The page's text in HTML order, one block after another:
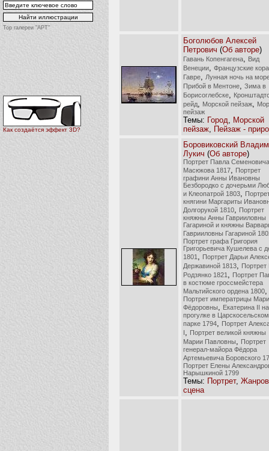
Top галереи "АРТ"
Как создаётся эффект 3D?
Боголюбов Алексей
Петрович (Об авторе)
Гавань Копенгагена
Вид
Венеции
Французские
Гавре
Лунная ночь на
Прибой в Ментоне
Зима в
Борисоглебске
рейд
Морской пейзаж
пейзаж
Темы: Город
Морской
пейзаж
Пейзаж -
Боровиковский
Лукич (Об авторе)
Портрет Павла Семеновича
Масюкова 1817
Портрет
графини Анны Ивановны
Безбородко с дочерьми
и Клеопатрой 1803
княгини Маргариты
Долгорукой 1810
Портрет
княжны Анны Гаврииловны
Гагариной и княжны
Гаврииловны Гагариной
Портрет графа Григория
Григорьевича Кушелева с
1801
Портрет Дарьи
Державиной 1813
Портрет
Родзянко 1821
Портрет
в костюме гроссмейстера
Мальтийского ордена 1800
Портрет императрицы
Фёдоровны
Екатерина II на
прогулке в Царскосельском
парке 1794
Портрет
I
Портрет великой княжны
Марии Павловны
Портрет
генерал-майора Фёдора
Артемьевича Боровского
Портрет Елены
Нарышкиной 1799
Темы: Портрет,
сцена